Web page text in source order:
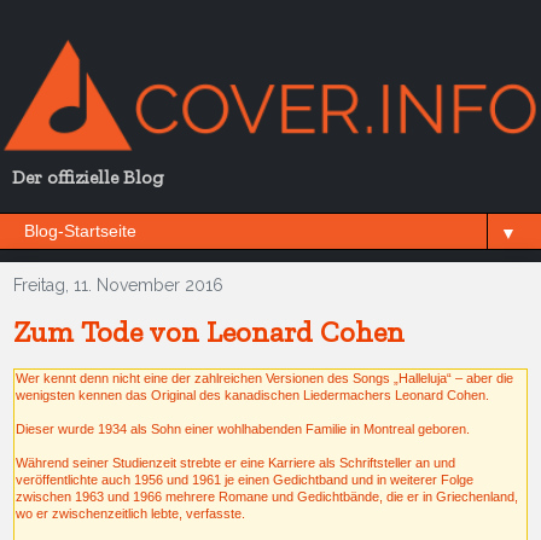
Der offizielle Blog
▼
Freitag, 11. November 2016
Zum Tode von Leonard Cohen
Wer kennt denn nicht eine der zahlreichen Versionen des Songs „Halleluja“ – aber die
wenigsten kennen das Original des kanadischen Liedermachers Leonard Cohen.
Dieser wurde 1934 als Sohn einer wohlhabenden Familie in Montreal geboren.
Während seiner Studienzeit strebte er eine Karriere als Schriftsteller an und
veröffentlichte auch 1956 und 1961 je einen Gedichtband und in weiterer Folge
zwischen 1963 und 1966 mehrere Romane und Gedichtbände, die er in Griechenland,
wo er zwischenzeitlich lebte, verfasste.